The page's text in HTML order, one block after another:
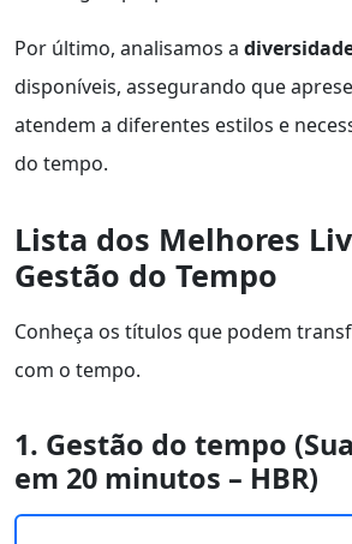
Por último, analisamos a
disponíveis, assegurando que
atendem a diferentes estilos e
do tempo.
Lista dos Melhores
Gestão do Tempo
Conheça os títulos que podem
com o tempo.
1. Gestão do tempo
em 20 minutos – HBR)